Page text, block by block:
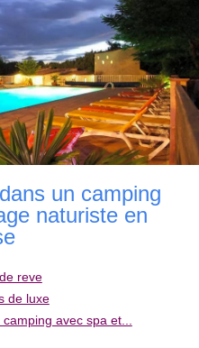
un camping
naturiste en
reve
de luxe
avec spa et...